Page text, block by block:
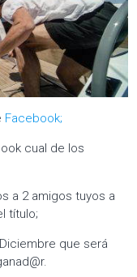
Facebook;
cual de los
a 2 amigos tuyos a
título;
que será